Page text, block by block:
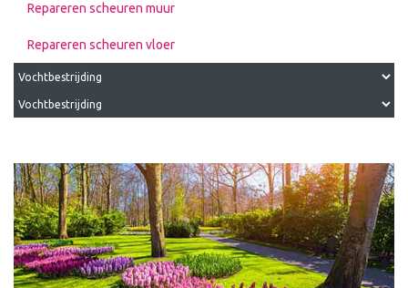
Repareren scheuren muur
Repareren scheuren vloer